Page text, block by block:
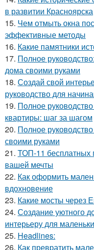
в развитии Красноярска
15. Чем отмыть окна
эффективные методы
16. Какие памятники
17. Полное
дома своими руками
18. Создай свой
руководство для
19. Полное
квартиры: шаг за шагом
20. Полное
своими руками
21. ТОП-11 бесплатных
вашей мечты
22. Как оформить
вдохновение
23. Какие мосты через
24. Создание уютного
интерьеру для
25. Headlines:
26. Как превратить